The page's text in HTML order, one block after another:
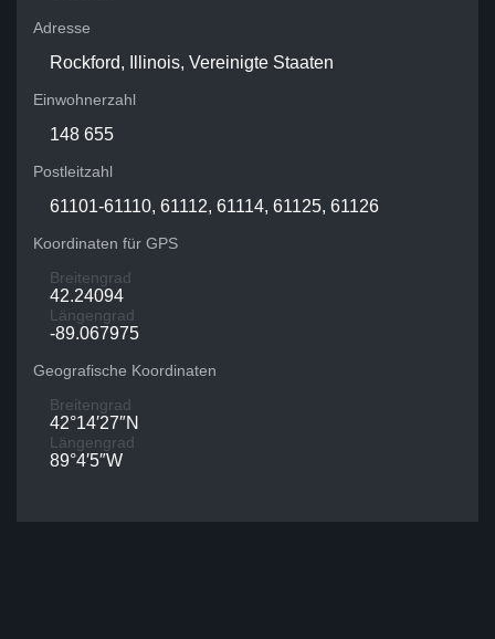
Adresse
Rockford, Illinois, Vereinigte Staaten
Einwohnerzahl
148 655
Postleitzahl
61101-61110, 61112, 61114, 61125, 61126
Koordinaten für GPS
Breitengrad
42.24094
Längengrad
-89.067975
Geografische Koordinaten
Breitengrad
42°14′27″N
Längengrad
89°4′5″W